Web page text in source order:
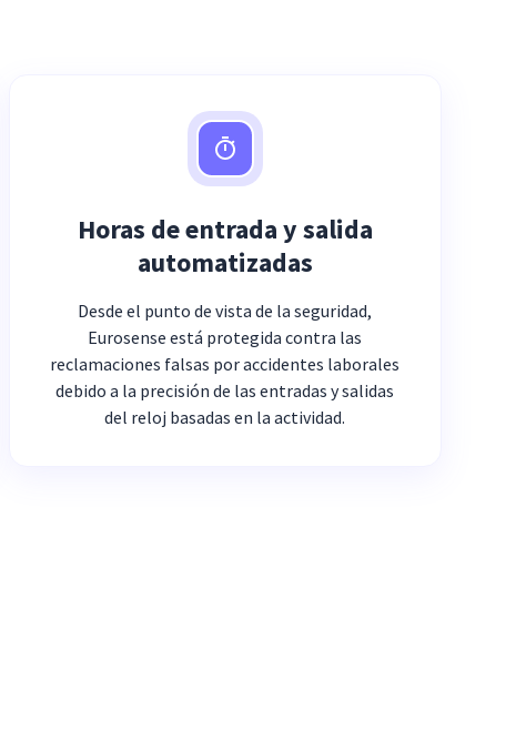
Horas de entrada y salida
automatizadas
Desde el punto de vista de la seguridad,
Eurosense está protegida contra las
reclamaciones falsas por accidentes laborales
debido a la precisión de las entradas y salidas
del reloj basadas en la actividad.